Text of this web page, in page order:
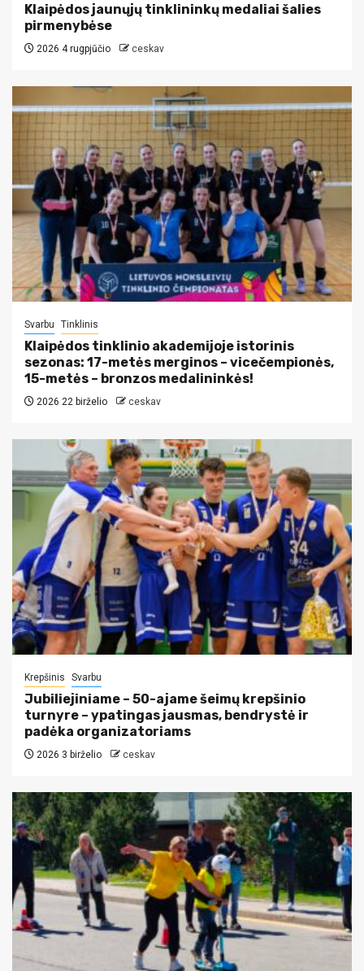
Klaipėdos jaunųjų tinklininkų medaliai šalies
pirmenybėse
2026 4 rugpjūčio ceskav
Svarbu Tinklinis
Klaipėdos tinklinio akademijoje istorinis
sezonas: 17-metės merginos – vicečempionės,
15-metės – bronzos medalininkės!
2026 22 birželio ceskav
Krepšinis Svarbu
Jubiliejiniame – 50-ajame šeimų krepšinio
turnyre – ypatingas jausmas, bendrystė ir
padėka organizatoriams
2026 3 birželio ceskav